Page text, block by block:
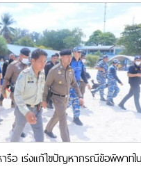
รือ เร่งแก้ไขปัญหากรณีข้อพิพาทใ